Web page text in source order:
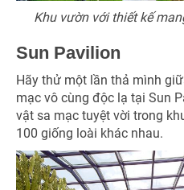
Khu vườn với thiết kế
Sun Pavilion
Hãy thử một lần thả mình
mạc vô cùng độc lạ tại Sun
vật sa mạc tuyệt vời trong
100 giống loài khác nhau.